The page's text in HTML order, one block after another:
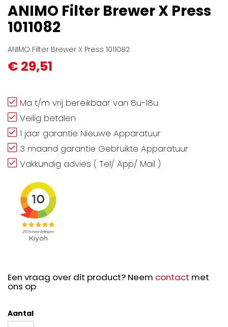
begin
van
de
gallerij
ANIMO Filter Brewer X Press
1011082
ANIMO Filter Brewer X Press 1011082
€ 29,51
Ma t/m vrij bereikbaar van 8u-18u
Veilig betalen
1 jaar garantie Nieuwe Apparatuur
3 maand garantie Gebruikte Apparatuur
Vakkundig advies ( Tel/ App/ Mail )
Een vraag over dit product? Neem contact met
ons op
Aantal